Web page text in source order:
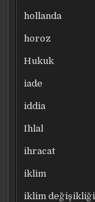
hollanda
horoz
Hukuk
iade
iddia
Ihlal
ihracat
iklim
iklim değişikliği